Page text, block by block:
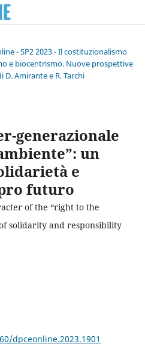
- SP2 2023 - Il costituzionalismo
e biocentrismo. Nuove prospettive
Amirante e R. Tarchi
generazionale
un
e
futuro
of the “right to the
solidarity and responsibility
dpceonline.2023.1901